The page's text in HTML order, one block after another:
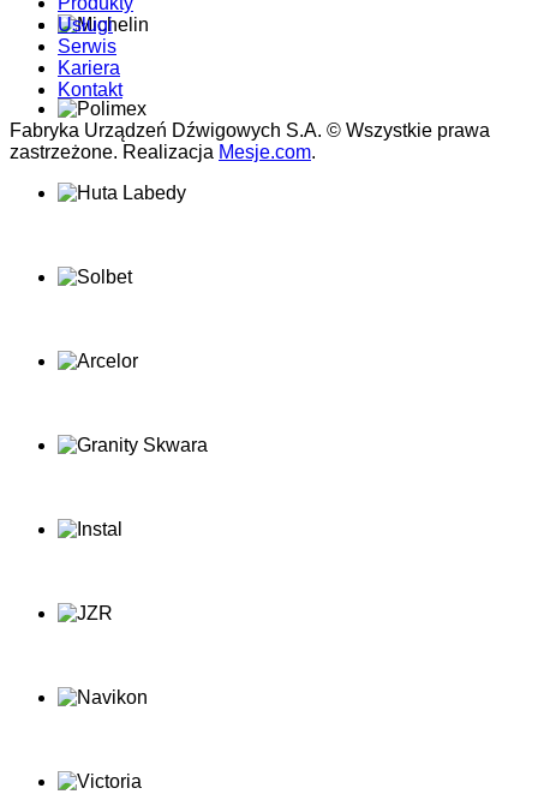
Usługi
Serwis
Kariera
Kontakt
Fabryka Urządzeń Dźwigowych S.A. © Wszystkie prawa
zastrzeżone. Realizacja Mesje.com.